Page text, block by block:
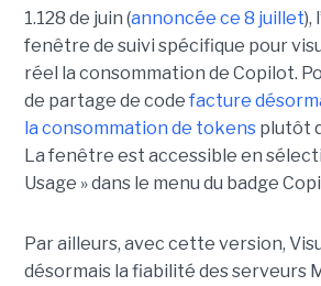
1.128 de juin (annoncée ce 8 juillet),
fenêtre de suivi spécifique pour
réel la consommation de Copilot.
de partage de code facture
la consommation de tokens plutôt
La fenêtre est accessible en
Usage » dans le menu du badge
Par ailleurs, avec cette version,
désormais la fiabilité des serveurs